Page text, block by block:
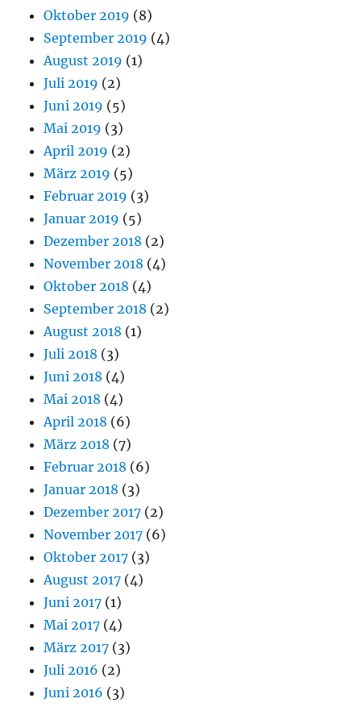
Oktober 2019 (8)
September 2019 (4)
August 2019 (1)
Juli 2019 (2)
Juni 2019 (5)
Mai 2019 (3)
April 2019 (2)
März 2019 (5)
Februar 2019 (3)
Januar 2019 (5)
Dezember 2018 (2)
November 2018 (4)
Oktober 2018 (4)
September 2018 (2)
August 2018 (1)
Juli 2018 (3)
Juni 2018 (4)
Mai 2018 (4)
April 2018 (6)
März 2018 (7)
Februar 2018 (6)
Januar 2018 (3)
Dezember 2017 (2)
November 2017 (6)
Oktober 2017 (3)
August 2017 (4)
Juni 2017 (1)
Mai 2017 (4)
März 2017 (3)
Juli 2016 (2)
Juni 2016 (3)